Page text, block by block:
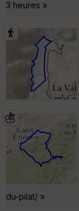
3 heures »
du-pilat/ »